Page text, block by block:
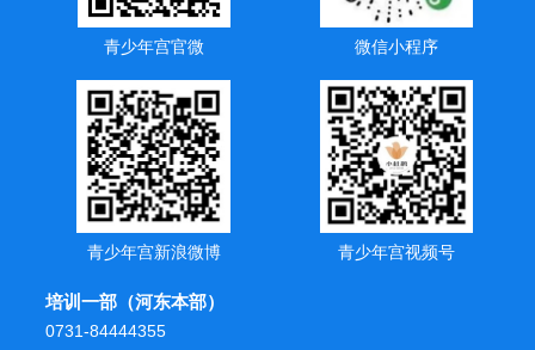
青少年宫官微 微信小程序
青少年宫新浪微博 青少年宫视频号
培训一部（河东本部）
0731-84444355